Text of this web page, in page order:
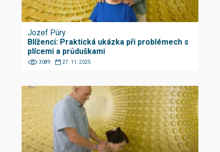
Jozef Púry
Blíženci: Praktická ukázka při problémech s
plícemi a průduškami
3089 27. 11. 2025